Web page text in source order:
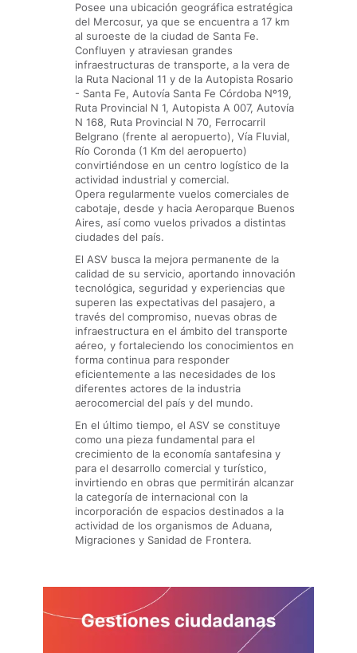
Posee una ubicación geográfica estratégica
del Mercosur, ya que se encuentra a 17 km
al suroeste de la ciudad de Santa Fe.
Confluyen y atraviesan grandes
infraestructuras de transporte, a la vera de
la Ruta Nacional 11 y de la Autopista Rosario
- Santa Fe, Autovía Santa Fe Córdoba Nº19,
Ruta Provincial N 1, Autopista A 007, Autovía
N 168, Ruta Provincial N 70, Ferrocarril
Belgrano (frente al aeropuerto), Vía Fluvial,
Río Coronda (1 Km del aeropuerto)
convirtiéndose en un centro logístico de la
actividad industrial y comercial.
Opera regularmente vuelos comerciales de
cabotaje, desde y hacia Aeroparque Buenos
Aires, así como vuelos privados a distintas
ciudades del país.
El ASV busca la mejora permanente de la
calidad de su servicio, aportando innovación
tecnológica, seguridad y experiencias que
superen las expectativas del pasajero, a
través del compromiso, nuevas obras de
infraestructura en el ámbito del transporte
aéreo, y fortaleciendo los conocimientos en
forma continua para responder
eficientemente a las necesidades de los
diferentes actores de la industria
aerocomercial del país y del mundo.
En el último tiempo, el ASV se constituye
como una pieza fundamental para el
crecimiento de la economía santafesina y
para el desarrollo comercial y turístico,
invirtiendo en obras que permitirán alcanzar
la categoría de internacional con la
incorporación de espacios destinados a la
actividad de los organismos de Aduana,
Migraciones y Sanidad de Frontera.